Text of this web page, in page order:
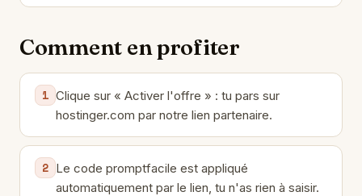
Comment en profiter
1 Clique sur « Activer l'offre » : tu pars sur
hostinger.com par notre lien partenaire.
2 Le code promptfacile est appliqué
automatiquement par le lien, tu n'as rien à saisir.